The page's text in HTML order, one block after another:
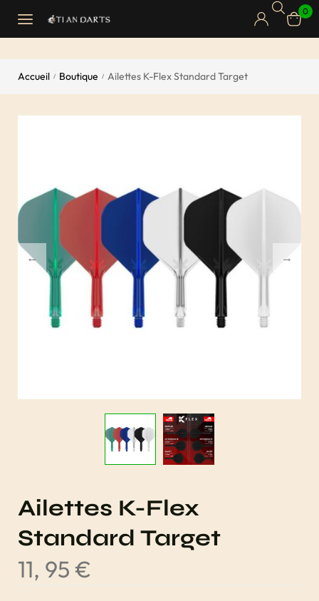
0
Accueil / Boutique / Ailettes K-Flex Standard Target
Ailettes K-Flex
Standard Target
11, 95 €